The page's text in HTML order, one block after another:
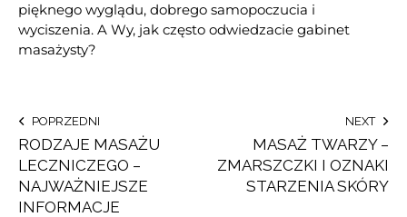
pięknego wyglądu, dobrego samopoczucia i
wyciszenia. A Wy, jak często odwiedzacie gabinet
masażysty?
POPRZEDNI
RODZAJE MASAŻU
LECZNICZEGO –
NAJWAŻNIEJSZE
INFORMACJE
NEXT
MASAŻ TWARZY –
ZMARSZCZKI I OZNAKI
STARZENIA SKÓRY